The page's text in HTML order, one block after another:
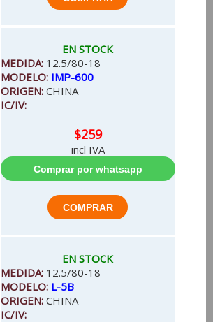
EN STOCK
MEDIDA: 12.5/80-18
MODELO: IMP-600
ORIGEN: CHINA
IC/IV:
$259
incl IVA
EN STOCK
MEDIDA: 12.5/80-18
MODELO: L-5B
ORIGEN: CHINA
IC/IV: